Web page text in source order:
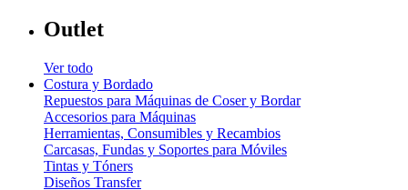
Outlet
Ver todo
Costura y Bordado
Repuestos para Máquinas de Coser y Bordar
Accesorios para Máquinas
Herramientas, Consumibles y Recambios
Carcasas, Fundas y Soportes para Móviles
Tintas y Tóners
Diseños Transfer